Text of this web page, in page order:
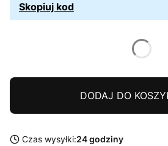
Skopiuj kod
DODAJ DO
Czas wysyłki:24 godziny